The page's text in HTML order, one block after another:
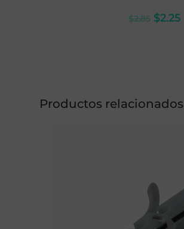
$2.85 $2.25
Productos relacionados